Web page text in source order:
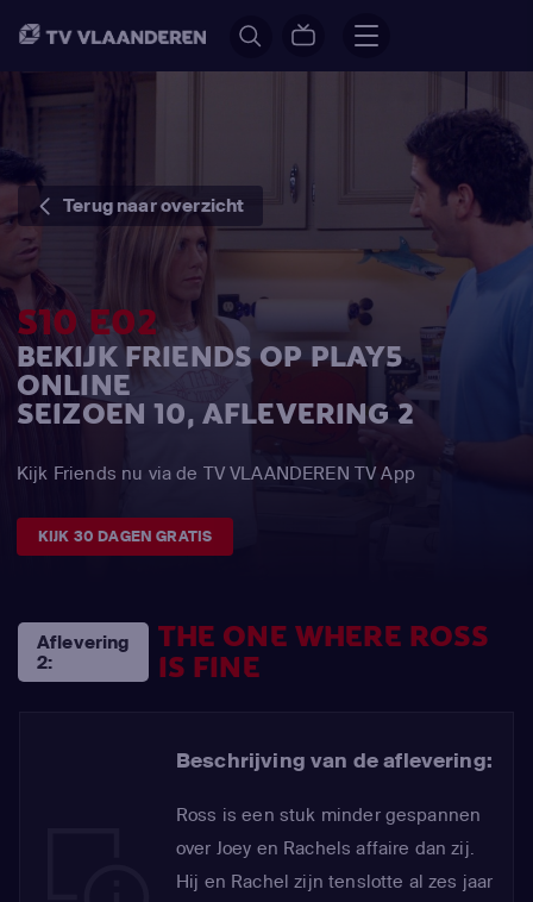
Terug naar overzicht
S10 E02
BEKIJK FRIENDS OP PLAY5
ONLINE
SEIZOEN 10, AFLEVERING 2
Kijk Friends nu via de TV VLAANDEREN TV App
KIJK 30 DAGEN GRATIS
Aflevering
2:
THE ONE WHERE ROSS
IS FINE
Beschrijving van de aflevering:
Ross is een stuk minder gespannen
over Joey en Rachels affaire dan zij.
Hij en Rachel zijn tenslotte al zes jaar